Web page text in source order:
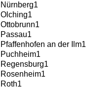
Nürnberg1
Olching1
Ottobrunn1
Passau1
Pfaffenhofen an der Ilm1
Puchheim1
Regensburg1
Rosenheim1
Roth1